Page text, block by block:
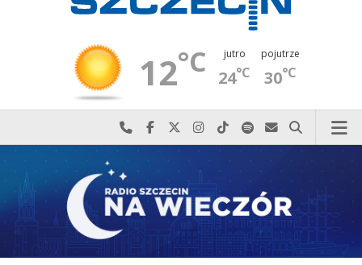
12°C jutro
24°C
pojutrze
30°C
Najlepiej po prostu do nas zadzwoń
Odwiedź nas na Facebook-u
Odwiedź nas na X
Odwiedź nas na Instagram-ie
Odwiedź nas na TikTok-u
Szukaj nas na Spotify
Wyślij do nas
Szukaj